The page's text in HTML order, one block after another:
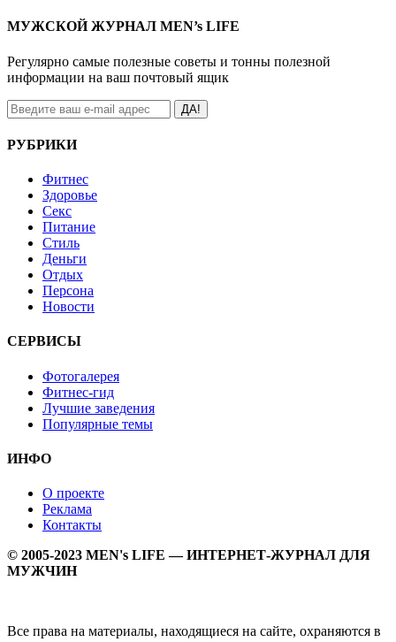
МУЖСКОЙ ЖУРНАЛ MEN’s LIFE
Регулярно самые полезные советы и тонны полезной
информации на ваш почтовый ящик
ДА!
РУБРИКИ
Фитнес
Здоровье
Секс
Питание
Стиль
Деньги
Отдых
Персона
Новости
СЕРВИСЫ
Фотогалерея
Фитнес-гид
Лучшие заведения
Популярные темы
ИНФО
О проекте
Реклама
Контакты
© 2005-2023 MEN's LIFE — ИНТЕРНЕТ-ЖУРНАЛ ДЛЯ
МУЖЧИН
Все права на материалы, находящиеся на сайте, охраняются в